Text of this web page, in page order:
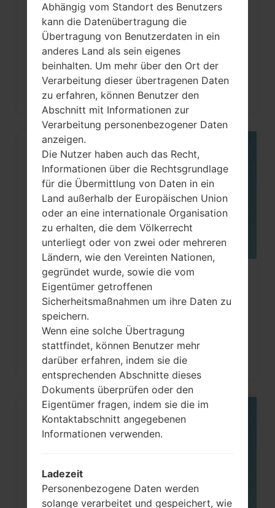
Wie kann ich auf LG G3, G4, G5, G7
und ähnlichen Serien...
Wie kann man die
Werkseinstellungen durch Code
auf...
Abhängig vom Standort des Benutzers
kann die Datenübertragung die
Übertragung von Benutzerdaten in ein
anderes Land als sein eigenes
beinhalten. Um mehr über den Ort der
Verarbeitung dieser übertragenen Daten
zu erfahren, können Benutzer den
Abschnitt mit Informationen zur
Verarbeitung personenbezogener Daten
anzeigen.
Die Nutzer haben auch das Recht,
Informationen über die Rechtsgrundlage
für die Übermittlung von Daten in ein
Land außerhalb der Europäischen Union
oder an eine internationale Organisation
zu erhalten, die dem Völkerrecht
unterliegt oder von zwei oder mehreren
Ländern, wie den Vereinten Nationen,
gegründet wurde, sowie die vom
Eigentümer getroffenen
Sicherheitsmaßnahmen um ihre Daten zu
speichern.
Wenn eine solche Übertragung
stattfindet, können Benutzer mehr
darüber erfahren, indem sie die
entsprechenden Abschnitte dieses
Dokuments überprüfen oder den
Eigentümer fragen, indem sie die im
Kontaktabschnitt angegebenen
Informationen verwenden.
Ladezeit
Personenbezogene Daten werden
solange verarbeitet und gespeichert, wie